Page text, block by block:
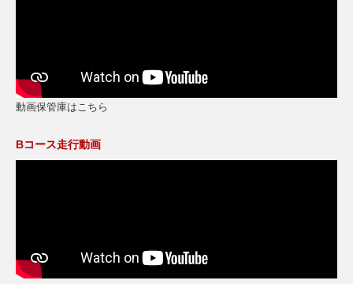
動画保管庫はこちら
Bコース走行動画